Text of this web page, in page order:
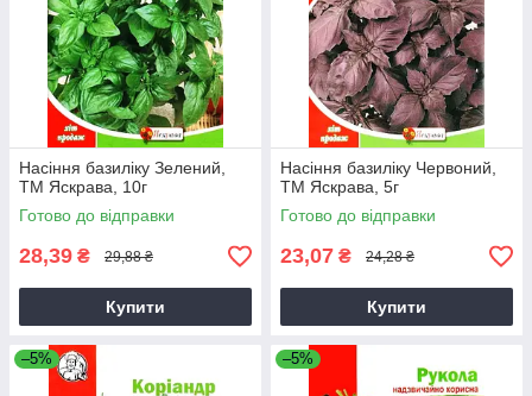
Насіння базиліку Зелений,
ТМ Яскрава, 10г
Готово до відправки
28,39 ₴ 29,88 ₴
Купити
Насіння базиліку Червоний,
ТМ Яскрава, 5г
Готово до відправки
23,07 ₴ 24,28 ₴
Купити
–5% –5%